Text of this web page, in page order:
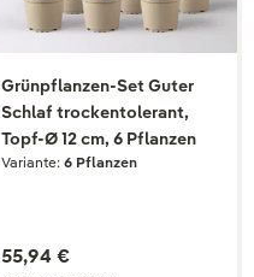
Grünpflanzen-Set Guter
Schlaf trockentolerant,
Topf-Ø 12 cm, 6 Pflanzen
Variante: 6 Pflanzen
55,94 €